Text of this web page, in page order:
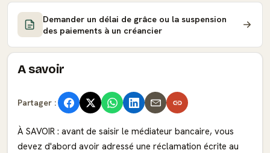
Demander un délai de grâce ou la suspension
des paiements à un créancier
A savoir
Partager :
À SAVOIR : avant de saisir le médiateur bancaire, vous
devez d'abord avoir adressé une réclamation écrite au